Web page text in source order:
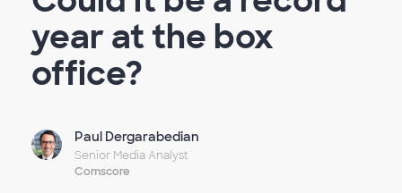
year at the box
office?
Paul Dergarabedian
Senior Media Analyst
Comscore